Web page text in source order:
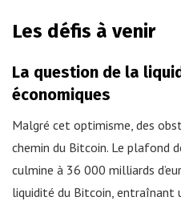
Les défis à venir
La question de la
économiques
Malgré cet optimisme, des
chemin du Bitcoin. Le plafond
culmine à 36 000 milliards
liquidité du Bitcoin, entraînant